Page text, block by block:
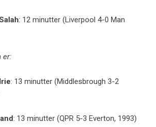
: 12 minutter (Liverpool 4-0 Man
er:
: 13 minutter (Middlesbrough 3-2
: 13 minutter (QPR 5-3 Everton, 1993)